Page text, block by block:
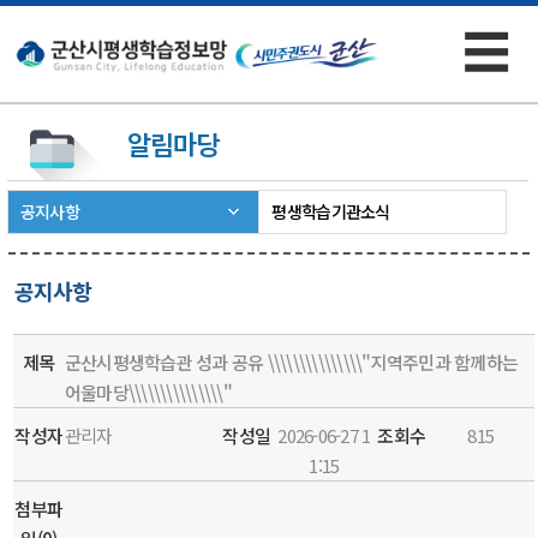
×
☰
알림마당
공지사항 평생학습기관소식
공지사항
제목 군산시평생학습관 성과 공유 \\\\\\\\\\\\\\\"지역주민과 함께하는
어울마당\\\\\\\\\\\\\\\"
작성자관리자 작성일 2026-06-27 1
1:15
조회수 815
첨부파